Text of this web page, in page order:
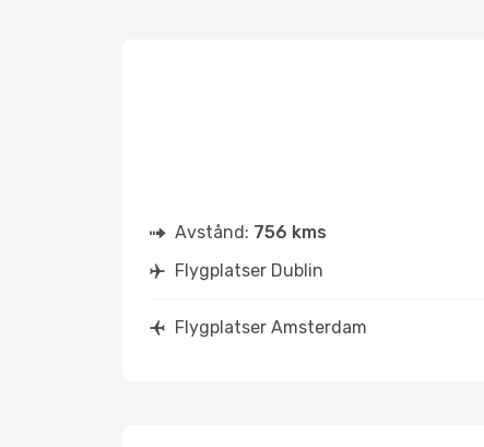
Avstånd: 756 kms
Flygplatser Dublin
Flygplatser Amsterdam